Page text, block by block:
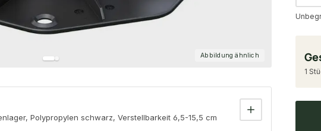
Abbildung ähnlich
Polypropylen schwarz, Verstellbarkeit 6,5-15,5 cm
1